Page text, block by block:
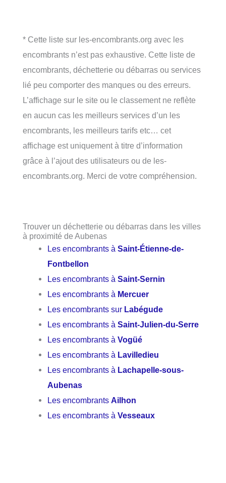
* Cette liste sur les-encombrants.org avec les
encombrants n’est pas exhaustive. Cette liste de
encombrants, déchetterie ou débarras ou services
lié peu comporter des manques ou des erreurs.
L’affichage sur le site ou le classement ne reflète
en aucun cas les meilleurs services d’un les
encombrants, les meilleurs tarifs etc… cet
affichage est uniquement à titre d’information
grâce à l’ajout des utilisateurs ou de les-
encombrants.org. Merci de votre compréhension.
Trouver un déchetterie ou débarras dans les villes
à proximité de Aubenas
Les encombrants àSaint-Étienne-de-
Fontbellon
Les encombrants àSaint-Sernin
Les encombrants à Mercuer
Les encombrants sur Labégude
Les encombrants àSaint-Julien-du-Serre
Les encombrants àVogüé
Les encombrants à Lavilledieu
Les encombrants à Lachapelle-sous-
Aubenas
Les encombrantsAilhon
Les encombrants àVesseaux